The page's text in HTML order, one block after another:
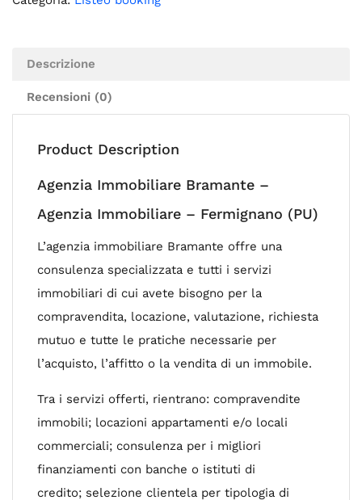
Descrizione
Recensioni (0)
Product Description
Agenzia Immobiliare Bramante –
Agenzia Immobiliare – Fermignano (PU)
L’agenzia immobiliare Bramante offre una
consulenza specializzata e tutti i servizi
immobiliari di cui avete bisogno per la
compravendita, locazione, valutazione, richiesta
mutuo e tutte le pratiche necessarie per
l’acquisto, l’affitto o la vendita di un immobile.
Tra i servizi offerti, rientrano: compravendite
immobili; locazioni appartamenti e/o locali
commerciali; consulenza per i migliori
finanziamenti con banche o istituti di
credito; selezione clientela per tipologia di